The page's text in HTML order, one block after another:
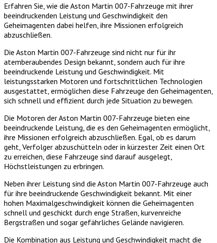
Erfahren Sie, wie die Aston Martin 007-Fahrzeuge mit ihrer
beeindruckenden Leistung und Geschwindigkeit den
Geheimagenten dabei helfen, ihre Missionen erfolgreich
abzuschließen.
Die Aston Martin 007-Fahrzeuge sind nicht nur für ihr
atemberaubendes Design bekannt, sondern auch für ihre
beeindruckende Leistung und Geschwindigkeit. Mit
leistungsstarken Motoren und fortschrittlichen Technologien
ausgestattet, ermöglichen diese Fahrzeuge den Geheimagenten,
sich schnell und effizient durch jede Situation zu bewegen.
Die Motoren der Aston Martin 007-Fahrzeuge bieten eine
beeindruckende Leistung, die es den Geheimagenten ermöglicht,
ihre Missionen erfolgreich abzuschließen. Egal, ob es darum
geht, Verfolger abzuschütteln oder in kürzester Zeit einen Ort
zu erreichen, diese Fahrzeuge sind darauf ausgelegt,
Höchstleistungen zu erbringen.
Neben ihrer Leistung sind die Aston Martin 007-Fahrzeuge auch
für ihre beeindruckende Geschwindigkeit bekannt. Mit einer
hohen Maximalgeschwindigkeit können die Geheimagenten
schnell und geschickt durch enge Straßen, kurvenreiche
Bergstraßen und sogar gefährliches Gelände navigieren.
Die Kombination aus Leistung und Geschwindigkeit macht die